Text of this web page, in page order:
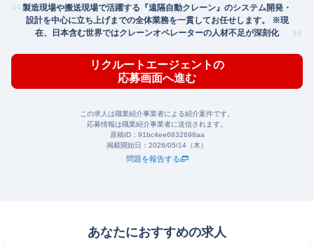
製造現場や搬送現場で活躍する『遠隔自動クレーン』のシステム開発・
設計を中心に立ち上げまでの全体業務を一貫してお任せします。 ※現
在、日本含む世界ではクレーンオペレーターの人材不足が深刻化
リクルートエージェントの
応募画面へ進む
この求人は職業紹介事業者による紹介案件です。
応募情報は職業紹介事業者に送信されます。
原稿ID： 91bc4ee6832698aa
掲載開始日： 2026/05/14（木）
問題を報告する
あなたにおすすめの求人